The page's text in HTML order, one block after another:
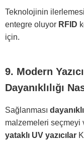
Teknolojinin
entegre oluyor RFID
için.
9. Modern
Dayanıklılığı
Sağlanması
malzemeleri seçmeyi
yataklı UV yazıcılar